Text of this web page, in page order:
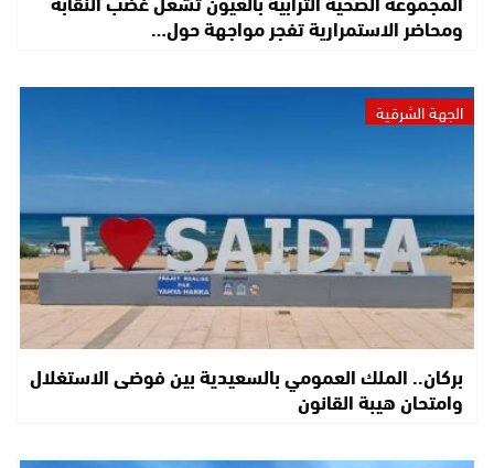
ومحاضر الاستمرارية تفجر مواجهة حول…
الجهة الشرقية
بركان.. الملك العمومي بالسعيدية بين فوضى الاستغلال
وامتحان هيبة القانون